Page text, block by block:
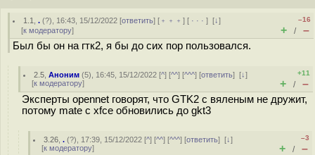
1.1 ,. (?), 16:43, 15/12/2022 [ответить] [ ﹢﹢﹢] [ · · ·][↓]
[к модератору]
–16
+ / –
Был бы он на гтк2, я бы до сих пор пользовался.
2.5 ,Аноним (5), 16:45, 15/12/2022 [^] [^^] [^^^] [ответить][↓]
[к модератору]
+11
+ / –
Эксперты opennet говорят, что GTK2 с вяленым не дружит,
потому mate с xfce обновились до gkt3
3.26 ,. (?), 17:39, 15/12/2022 [^] [^^] [^^^] [ответить][↓]
[к модератору]
–3
+ / –